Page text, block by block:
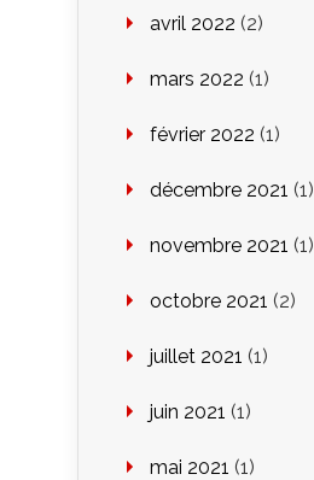
avril 2022 (2)
mars 2022 (1)
février 2022 (1)
décembre 2021 (1)
novembre 2021 (1)
octobre 2021 (2)
juillet 2021 (1)
juin 2021 (1)
mai 2021 (1)